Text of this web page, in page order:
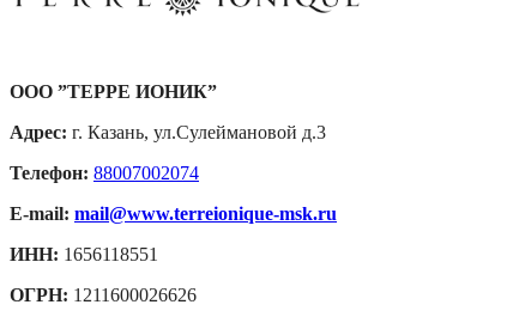
ООО ”ТЕРРЕ ИОНИК”
Адрес: г. Казань, ул.Сулеймановой д.3
Телефон: 88007002074
E-mail: mail@www.terreionique-msk.ru
ИНН: 1656118551
ОГРН: 1211600026626